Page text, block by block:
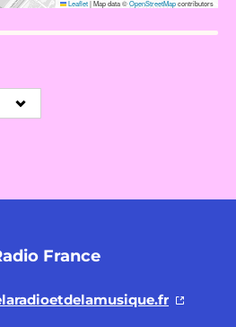
Leaflet|Map data ©OpenStreetMapcontributors
France